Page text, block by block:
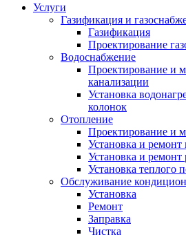
Услуги
Газификация и
Газификация
Проектирование
Водоснабжение
Проектирование и
канализации
Установка
колонок
Отопление
Проектирование и
Установка и ремонт
Установка и ремонт
Установка теплого
Обслуживание
Установка
Ремонт
Заправка
Чистка